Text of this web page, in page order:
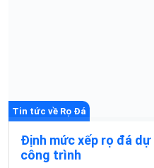
Tin tức về Rọ Đá
Định mức xếp rọ đá
công trình